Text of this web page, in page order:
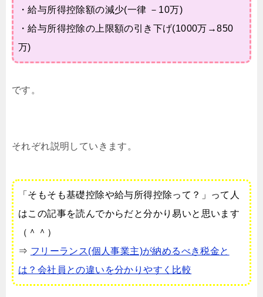
・給与所得控除額の減少(一律 －10万)
・給与所得控除の上限額の引き下げ(1000万→850
万)
です。
それぞれ説明していきます。
「そもそも基礎控除や給与所得控除って？」って人
はこの記事を読んでからだと分かり易いと思います
（＾＾）
⇒ フリーランス(個人事業主)が納めるべき税金と
は？会社員との違いを分かりやすく比較